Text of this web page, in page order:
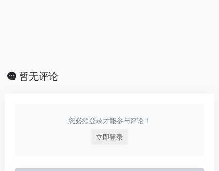
暂无评论
您必须登录才能参与评论！
立即登录